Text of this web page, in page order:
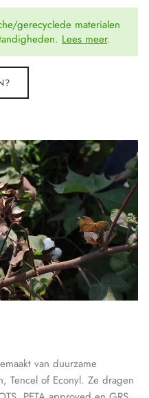
gerecyclede materialen
Lees meer.
van duurzame
Tencel of Econyl. Ze dragen